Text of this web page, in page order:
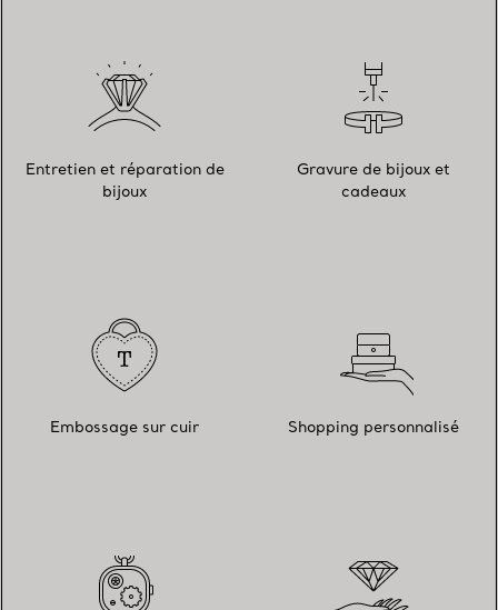
Entretien et réparation de
bijoux
Gravure de bijoux et
cadeaux
Embossage sur cuir Shopping personnalisé